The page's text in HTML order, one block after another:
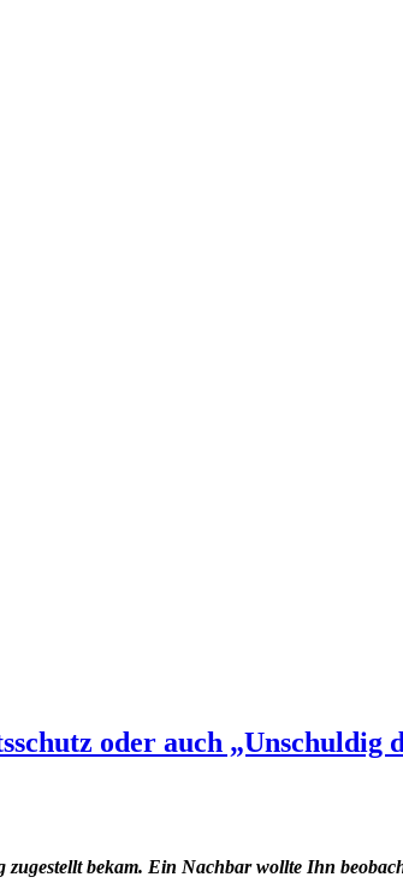
oder auch
bekam. Ein Nachbar wollte Ihn